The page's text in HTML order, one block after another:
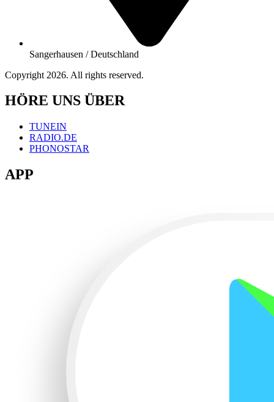
Sangerhausen / Deutschland
Copyright 2026. All rights reserved.
HÖRE UNS ÜBER
TUNEIN
RADIO.DE
PHONOSTAR
APP